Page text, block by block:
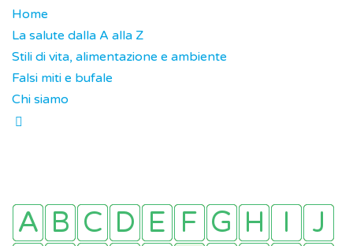
Home
La salute dalla A alla Z
Stili di vita, alimentazione e ambiente
Falsi miti e bufale
Chi siamo